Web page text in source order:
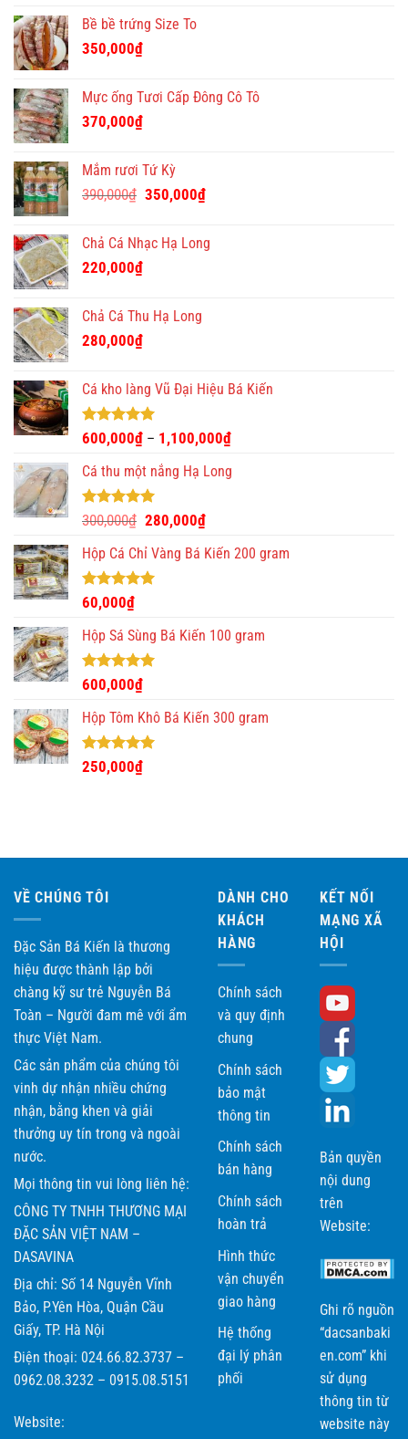
Bề bề trứng Size To
350,000₫
Mực ống Tươi Cấp Đông Cô Tô
370,000₫
Mắm rươi Tứ Kỳ
390,000₫ Giá
390,000₫.
350,000₫Giá
là:
Chả Cá Nhạc Hạ Long
220,000₫
Chả Cá Thu Hạ Long
280,000₫
Cá kho làng Vũ Đại Hiệu Bá Kiến
Được xếp
hạng
4.93
5 sao
600,000₫ – 1,100,000₫
Cá thu một nắng Hạ Long
Được xếp
hạng
5.00
5 sao
300,000₫ Giá
là:
300,000₫.
280,000₫Giá
tại
Hộp Cá Chỉ Vàng Bá Kiến 200 gram
Được xếp
hạng
5.00
5 sao
60,000₫
Hộp Sá Sùng Bá Kiến 100 gram
Được xếp
hạng
5.00
5 sao
600,000₫
Hộp Tôm Khô Bá Kiến 300 gram
Được xếp
hạng
5.00
250,000₫
VỀ CHÚNG TÔI
Đặc Sản Bá Kiến là thương
hiệu được thành lập bởi
chàng kỹ sư trẻ Nguyễn Bá
Toàn – Người đam mê với ẩm
thực Việt Nam.
Các sản phẩm của chúng tôi
vinh dự nhận nhiều chứng
nhận, bằng khen và giải
thưởng uy tín trong và ngoài
nước.
Mọi thông tin vui lòng liên hệ:
CÔNG TY TNHH THƯƠNG MẠI
ĐẶC SẢN VIỆT NAM –
DASAVINA
Địa chỉ: Số 14 Nguyễn Vĩnh
Bảo, P.Yên Hòa, Quận Cầu
Giấy, TP. Hà Nội
Điện thoại: 024.66.82.3737 –
0962.08.3232 – 0915.08.5151
Website:
DÀNH CHO
KHÁCH
HÀNG
Chính sách
và quy định
chung
Chính sách
bảo mật
thông tin
Chính sách
bán hàng
Chính sách
hoàn trả
Hình thức
vận chuyển
giao hàng
Hệ thống
đại lý phân
phối
KẾT NỐI
MẠNG XÃ
HỘI
Bản quyền
nội dung
trên
Website:
Ghi rõ nguồn
“dacsanbaki
en.com” khi
sử dụng
thông tin từ
website này